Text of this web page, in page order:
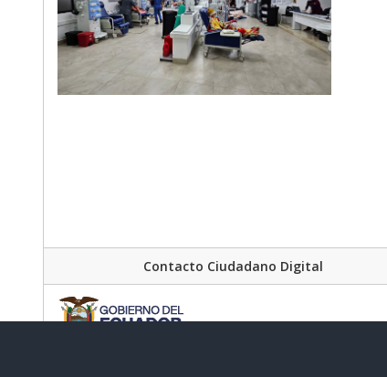
Contacto Ciudadano Digital